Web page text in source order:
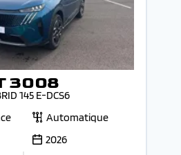
3008
145 E-DCS6
Automatique
2026